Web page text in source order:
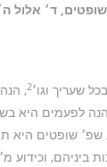
ד׳ אלול
שעריך וגו׳2
,
לפעמים היא
שופטים היא
ביניהם,